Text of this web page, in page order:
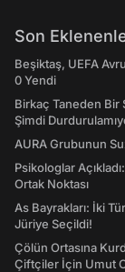
Son
Beşiktaş, UEFA
0 Yendi
Birkaç Taneden Bir
Şimdi
AURA Grubunun
Psikologlar
Ortak Noktası
As Bayrakları: İki
Jüriye Seçildi!
Çölün Ortasına
Çiftçiler İçin Umut